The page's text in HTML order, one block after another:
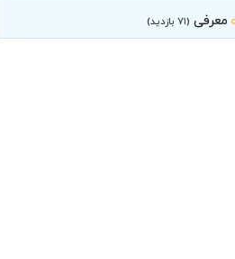
معرفی (۷۱ بازدید)